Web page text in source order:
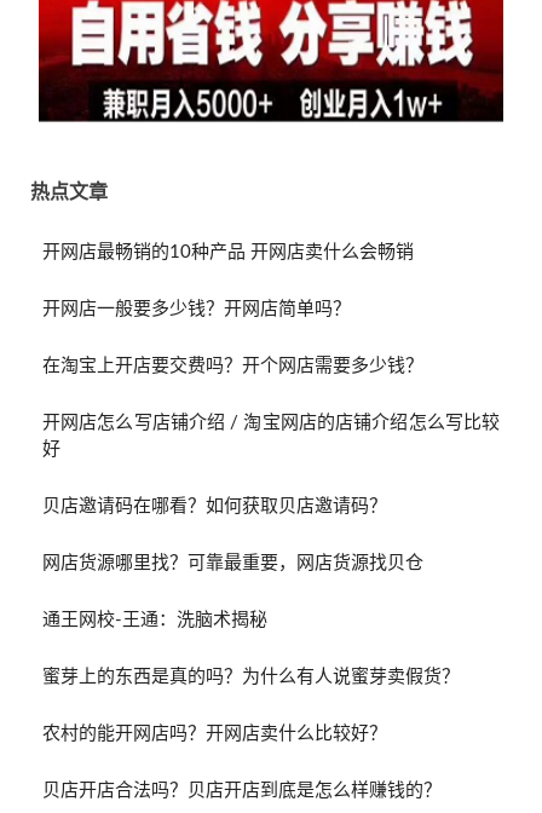
热点文章
开网店最畅销的10种产品 开网店卖什么会畅销
开网店一般要多少钱？开网店简单吗？
在淘宝上开店要交费吗？开个网店需要多少钱？
开网店怎么写店铺介绍 / 淘宝网店的店铺介绍怎么写比较
好
贝店邀请码在哪看？如何获取贝店邀请码？
网店货源哪里找？可靠最重要，网店货源找贝仓
通王网校-王通：洗脑术揭秘
蜜芽上的东西是真的吗？为什么有人说蜜芽卖假货？
农村的能开网店吗？开网店卖什么比较好？
贝店开店合法吗？贝店开店到底是怎么样赚钱的？